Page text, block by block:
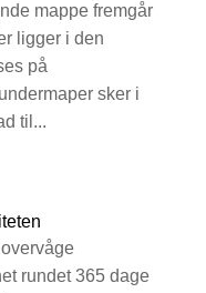
mappe fremgår
ligger i den
på
sker i
til...
rundet 365 dage